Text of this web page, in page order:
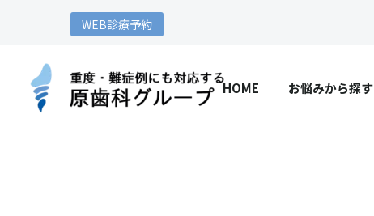
WEB診療予約
HOME お悩みから探す